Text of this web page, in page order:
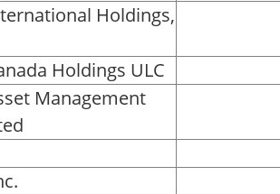
Holdings,
Holdings ULC
Management